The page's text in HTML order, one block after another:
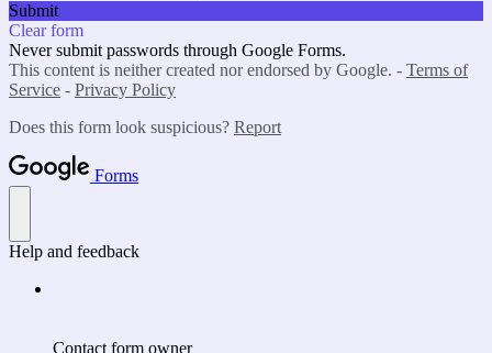
Submit
Clear form
Never submit passwords through Google Forms.
This content is neither created nor endorsed by Google. - Terms of
Service - Privacy Policy
Does this form look suspicious? Report
Forms
Help and feedback
Contact form owner